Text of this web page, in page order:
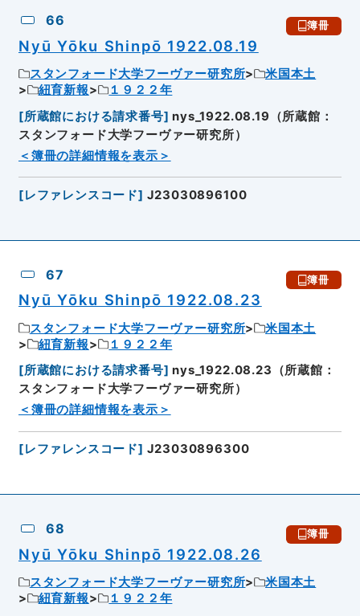
66 簿冊
Nyū Yōku Shinpō 1922.08.19
スタンフォード大学フーヴァー研究所
米国本土
紐育新報
１９２２年
[所蔵館における請求番号] nys_1922.08.19（所蔵館：
スタンフォード大学フーヴァー研究所）
＜簿冊の詳細情報を表示＞
[レファレンスコード] J23030896100
67 簿冊
Nyū Yōku Shinpō 1922.08.23
スタンフォード大学フーヴァー研究所
米国本土
紐育新報
１９２２年
[所蔵館における請求番号] nys_1922.08.23（所蔵館：
スタンフォード大学フーヴァー研究所）
＜簿冊の詳細情報を表示＞
[レファレンスコード] J23030896300
68 簿冊
Nyū Yōku Shinpō 1922.08.26
スタンフォード大学フーヴァー研究所
米国本土
紐育新報
１９２２年